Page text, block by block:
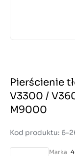
Pierścienie
V3300 /
M9000
Kod produktu: 6-
Marka